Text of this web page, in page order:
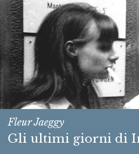
Fleur Jaeggy
Gli ultimi giorni di